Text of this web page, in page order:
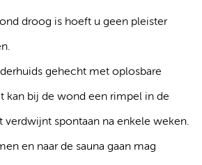
droog is hoeft u geen pleister
gehecht met oplosbare
kan bij de wond een rimpel in de
verdwijnt spontaan na enkele weken.
en naar de sauna gaan mag